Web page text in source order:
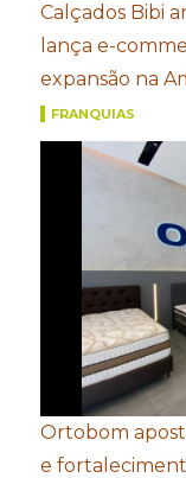
Calçados Bibi
lança e-
expansão na
FRANQUIAS
Ortobom
e